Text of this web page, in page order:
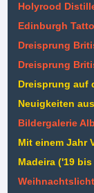
Holyrood
Edinburgh
Dreisprung
Dreisprung
Dreisprung auf
Neuigkeiten
Bildergalerie
Mit einem Jahr
Madeira ('19 bis